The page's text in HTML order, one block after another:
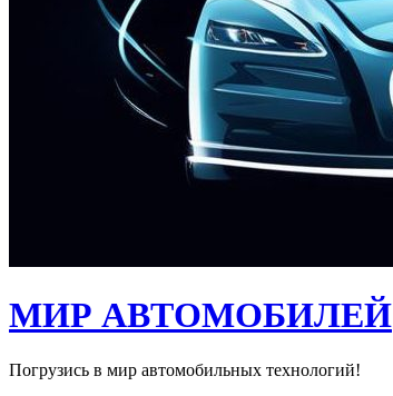
МИР АВТОМОБИЛЕЙ
Погрузись в мир автомобильных технологий!